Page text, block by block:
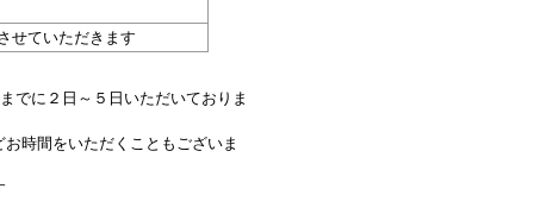
せていただきます
でに２日～５日いただいておりま
時間をいただくこともございま